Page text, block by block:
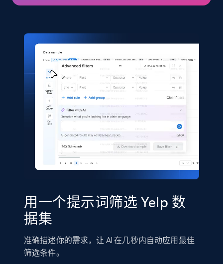
Linkedin job listings information
Company id, Job location, Job summary, Job
seniority level, and more.
Business
15.3K+ 2.2K+ 立即购买
Google Maps full information
Place id, URL, Country, Name, Category,
Business
13.3K+ 1.7K+ 立即购买
用一个提示词筛选 Yelp 数
据集
准确描述你的需求，让 AI 在几秒内自动应用最佳
筛选条件。